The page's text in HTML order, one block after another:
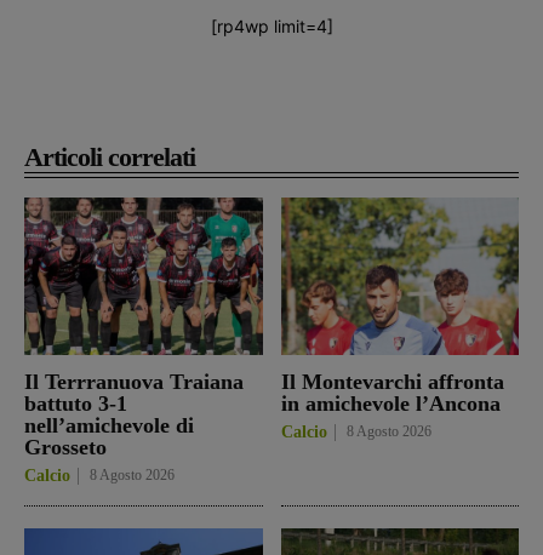
Articoli correlati
Il Terrranuova Traiana
battuto 3-1
nell’amichevole di
Grosseto
Calcio 8 Agosto 2026
Il Montevarchi affronta
in amichevole l’Ancona
Calcio 8 Agosto 2026
[rp4wp limit=4]